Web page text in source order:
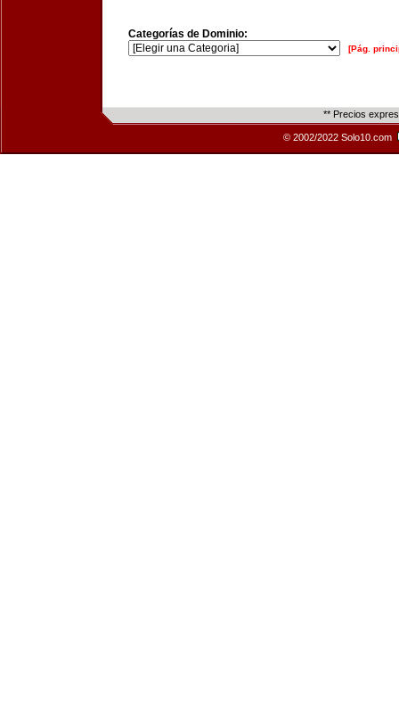
Categorías de Dominio:
[Pág.
** Precios
© 2002/2022 Solo10.com